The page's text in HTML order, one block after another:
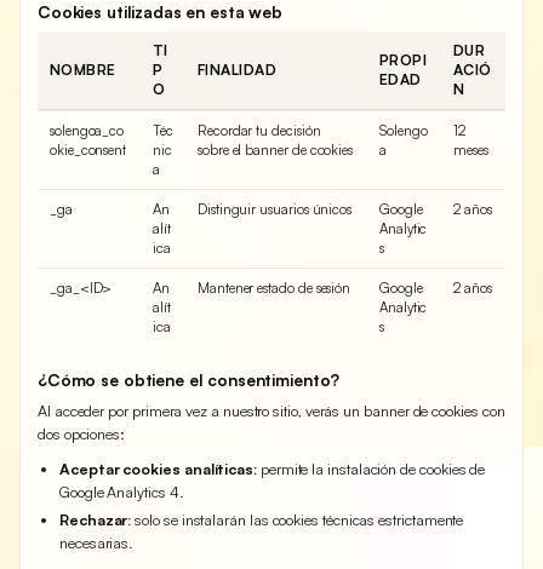
Cookies utilizadas en esta web
NOMBRE
TI
P
O
FINALIDAD
PROPI
EDAD
DUR
ACIÓ
N
solengoa_co
okie_consent
Téc
nic
a
Recordar tu decisión
sobre el banner de cookies
Solengo
a
12
meses
_ga
An
alít
ica
Distinguir usuarios únicos
Google
Analytic
s
2 años
_ga_<ID>
An
alít
ica
Mantener estado de sesión
Google
Analytic
s
2 años
¿Cómo se obtiene el consentimiento?
Al acceder por primera vez a nuestro sitio, verás un banner de cookies con
dos opciones:
Aceptar cookies analíticas:permite la instalación de cookies de
Google Analytics 4.
Rechazar:solo se instalarán las cookies técnicas estrictamente
necesarias.